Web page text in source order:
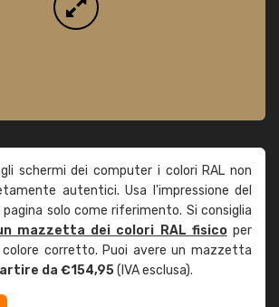
schermi dei computer i colori RAL non
autentici. Usa l'impressione del
solo come riferimento. Si consiglia
mazzetta dei colori RAL fisicoper
colore corretto. Puoi avere un mazzetta
da €154,95(IVA esclusa).